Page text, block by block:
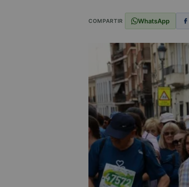
COMPARTIR WhatsApp